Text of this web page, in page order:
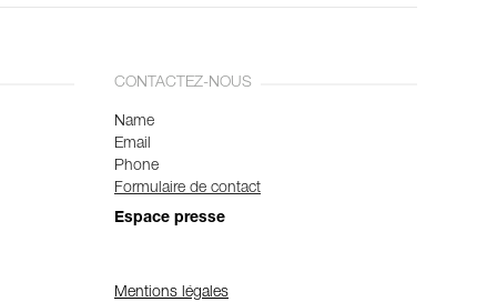
CONTACTEZ-NOUS
Name
Email
Phone
Formulaire de contact
Espace presse
Mentions légales